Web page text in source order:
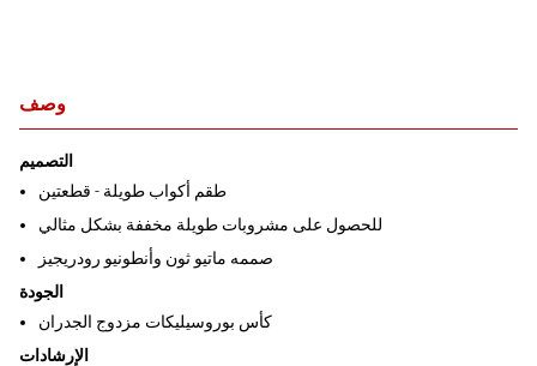
وصف
التصميم
طقم أكواب طويلة - قطعتين
للحصول على مشروبات طويلة مخففة بشكل مثالي
صممه ماتيو ثون وأنطونيو رودريجيز
الجودة
كأس بوروسيليكات مزدوج الجدران
الإرشادات